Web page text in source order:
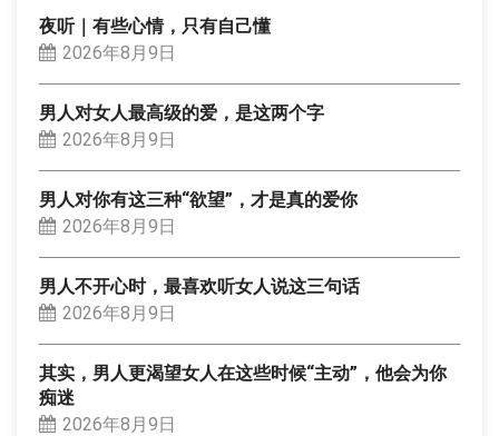
夜听｜有些心情，只有自己懂
2026年8月9日
男人对女人最高级的爱，是这两个字
2026年8月9日
男人对你有这三种“欲望”，才是真的爱你
2026年8月9日
男人不开心时，最喜欢听女人说这三句话
2026年8月9日
其实，男人更渴望女人在这些时候“主动”，他会为你
痴迷
2026年8月9日